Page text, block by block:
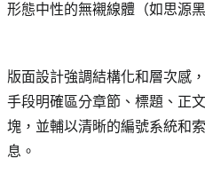
形態中性的無襯線體（如思源
版面設計強調結構化和層次感
手段明確區分章節、標題、正
塊，並輔以清晰的編號系統和
息。